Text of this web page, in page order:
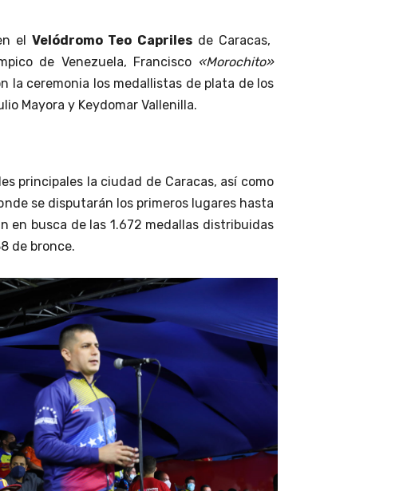
el Velódromo Teo Caprilesde Caracas,
de Venezuela, Francisco «Morochito»
la ceremonia los medallistas de plata de los
Mayora y Keydomar Vallenilla.
principales la ciudad de Caracas, así como
se disputarán los primeros lugares hasta
en busca de las 1.672 medallas distribuidas
de bronce.